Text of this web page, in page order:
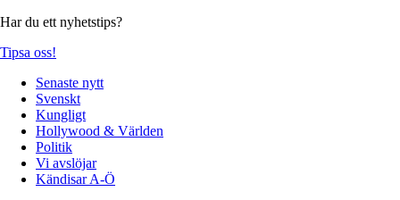
Har du ett nyhetstips?
Tipsa oss!
Senaste nytt
Svenskt
Kungligt
Hollywood & Världen
Politik
Vi avslöjar
Kändisar A-Ö